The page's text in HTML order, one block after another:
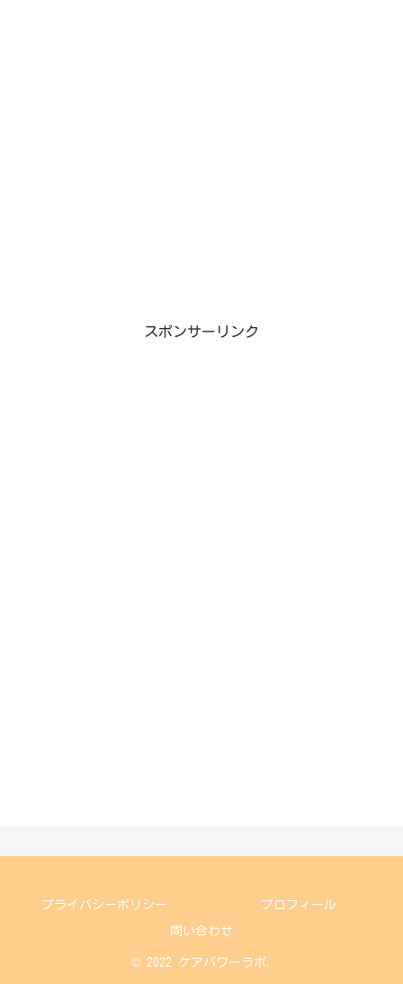
スポンサーリンク
プライバシーポリシー プロフィール
問い合わせ
© 2022 ケアパワーラボ.